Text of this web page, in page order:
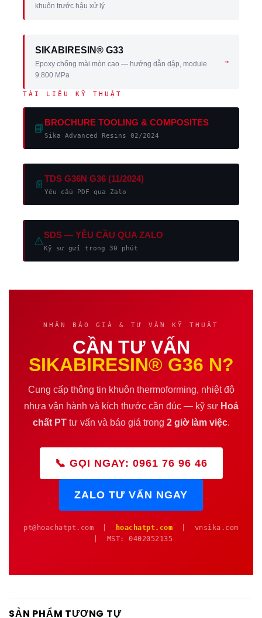
khuôn trước hậu xử lý
SIKABIRESIN® G33
Epoxy chống mài mòn cao — hướng dẫn dập, module
9.800 MPa
→
TÀI LIỆU KỸ THUẬT
📘 BROCHURE TOOLING & COMPOSITES
Sika Advanced Resins 02/2024
📄 TDS G36N G36 (11/2024)
Yêu cầu PDF qua Zalo
⚠️SDS — YÊU CẦU QUA ZALO
Kỹ sư gửi trong 30 phút
NHẬN BÁO GIÁ & TƯ VẤN KỸ THUẬT
CẦN TƯ VẤN
SIKABIRESIN® G36 N?
Cung cấp thông tin khuôn thermoforming, nhiệt độ
nhựa vận hành và kích thước cần đúc — kỹ sư Hoá
chất PTtư vấn và báo giá trong 2 giờ làm việc.
📞 GỌI NGAY: 0961 76 96 46
ZALO TƯ VẤN NGAY
pt@hoachatpt.com | hoachatpt.com | vnsika.com
| MST: 0402052135
SẢN PHẨM TƯƠNG TỰ